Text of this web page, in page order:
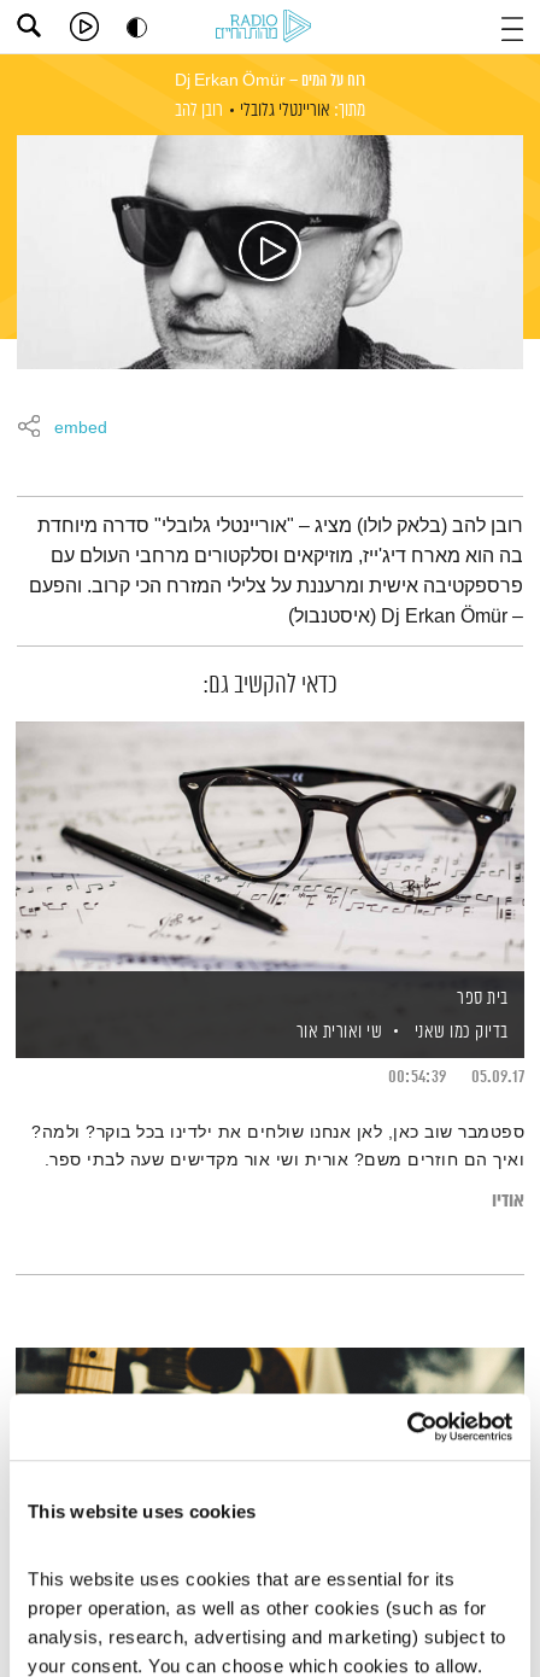
This website uses cookies
This website uses cookies that are essential for its
proper operation, as well as other cookies (such as for
analysis, research, advertising and marketing) subject to
your consent. You can choose which cookies to allow.
רוח על המים – Dj Erkan Ömür
מתוך: אוריינטלי גלובלי רובן להב
embed
תמצית הפודקאסט
רובן להב (בלאק לולו) מציג – "אוריינטלי גלובלי" סדרה מיוחדת
בה הוא מארח דיג'ייז, מוזיקאים וסלקטורים מרחבי העולם עם
פרספקטיבה אישית ומרעננת על צלילי המזרח הכי קרוב. והפעם
– Dj Erkan Ömür (איסטנבול)
כדאי להקשיב גם:
בית ספר
בדיוק כמו שאני
שי ואורית אור
05.09.17
00:54:39
ספטמבר שוב כאן, לאן אנחנו שולחים את ילדינו בכל בוקר? ולמה?
ואיך הם חוזרים משם? אורית ושי אור מקדישים שעה לבתי ספר.
אודיו
מנועים קדימה
גלית גורא-עיני